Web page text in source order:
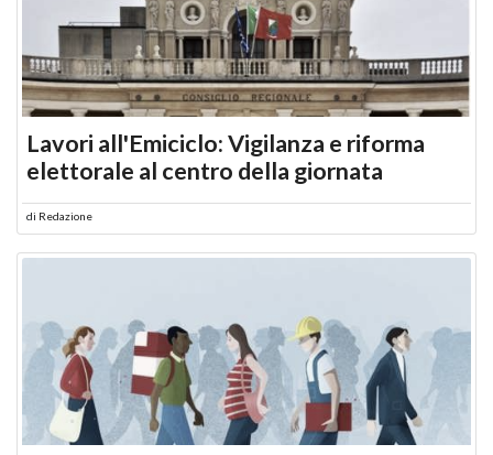
Lavori all'Emiciclo: Vigilanza e riforma
elettorale al centro della giornata
di Redazione